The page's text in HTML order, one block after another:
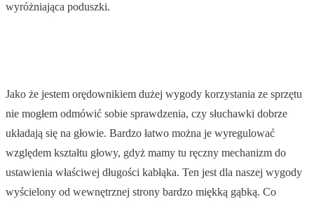
wyróżniająca poduszki.
Jako że jestem orędownikiem dużej wygody korzystania ze sprzętu
nie mogłem odmówić sobie sprawdzenia, czy słuchawki dobrze
układają się na głowie. Bardzo łatwo można je wyregulować
względem kształtu głowy, gdyż mamy tu ręczny mechanizm do
ustawienia właściwej długości kabłąka. Ten jest dla naszej wygody
wyścielony od wewnętrznej strony bardzo miękką gąbką. Co